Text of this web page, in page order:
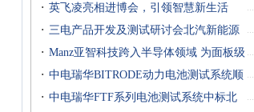
出Trion™ T20 FPGA样品, 同时将产品扩展
到二十万逻辑单元的T200 FPGA
...
· 英飞凌亮相进博会，引领智慧新生活
...
· 三电产品开发及测试研讨会北汽新能源
专场成功举行
...
· Manz亚智科技跨入半导体领域 为面板级
扇出型封装提供化学湿制程、涂布及激光应
用等生产设备解决方案
...
· 中电瑞华BITRODE动力电池测试系统顺
利交付北汽新能源
...
· 中电瑞华FTF系列电池测试系统中标北